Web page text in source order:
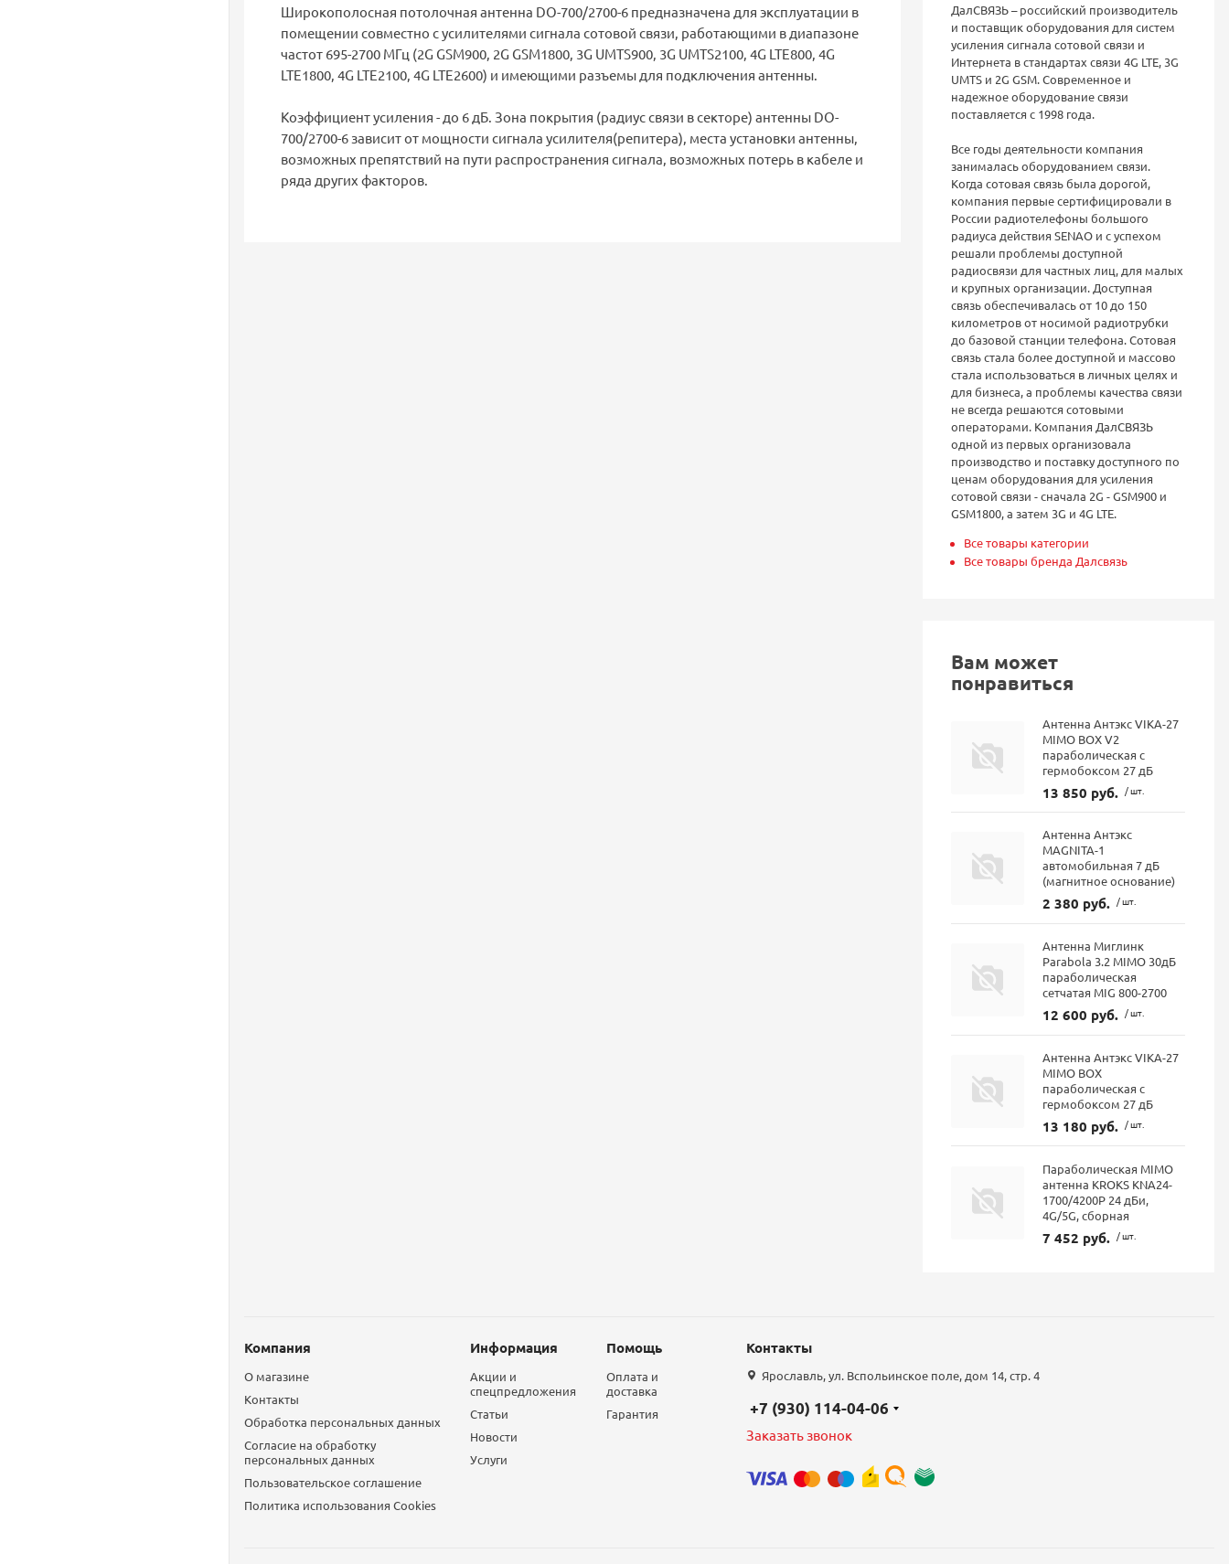
Широкополосная потолочная антенна DO-700/2700-6 предназначена для эксплуатации в
помещении совместно с усилителями сигнала сотовой связи, работающими в диапазоне
частот 695-2700 МГц (2G GSM900, 2G GSM1800, 3G UMTS900, 3G UMTS2100, 4G LTE800, 4G
LTE1800, 4G LTE2100, 4G LTE2600) и имеющими разъемы для подключения антенны.
Коэффициент усиления - до 6 дБ. Зона покрытия (радиус связи в секторе) антенны DO-
700/2700-6 зависит от мощности сигнала усилителя(репитера), места установки антенны,
возможных препятствий на пути распространения сигнала, возможных потерь в кабеле и
ряда других факторов.
ДалСВЯЗЬ – российский производитель
и поставщик оборудования для систем
усиления сигнала сотовой связи и
Интернета в стандартах связи 4G LTE, 3G
UMTS и 2G GSM. Современное и
надежное оборудование связи
поставляется с 1998 года.
Все годы деятельности компания
занималась оборудованием связи.
Когда сотовая связь была дорогой,
компания первые сертифицировали в
России радиотелефоны большого
радиуса действия SENAO и с успехом
решали проблемы доступной
радиосвязи для частных лиц, для малых
и крупных организации. Доступная
связь обеспечивалась от 10 до 150
километров от носимой радиотрубки
до базовой станции телефона. Сотовая
связь стала более доступной и массово
стала использоваться в личных целях и
для бизнеса, а проблемы качества связи
не всегда решаются сотовыми
операторами. Компания ДалСВЯЗЬ
одной из первых организовала
производство и поставку доступного по
ценам оборудования для усиления
сотовой связи - сначала 2G - GSM900 и
GSM1800, а затем 3G и 4G LTE.
Все товары категории
Все товары бренда Далсвязь
Вам может
понравиться
Антенна Антэкс VIKA-27
MIMO BOX V2
параболическая с
гермобоксом 27 дБ
13 850 руб. / шт.
Антенна Антэкс
MAGNITA-1
автомобильная 7 дБ
(магнитное основание)
2 380 руб. / шт.
Антенна Миглинк
Parabola 3.2 MIMO 30дБ
параболическая
сетчатая MIG 800-2700
12 600 руб. / шт.
Антенна Антэкс VIKA-27
MIMO BOX
параболическая с
гермобоксом 27 дБ
13 180 руб. / шт.
Параболическая MIMO
антенна KROKS KNA24-
1700/4200P 24 дБи,
4G/5G, сборная
7 452 руб. / шт.
Компания
О магазине
Контакты
Обработка персональных данных
Согласие на обработку
персональных данных
Пользовательское соглашение
Политика использования Сookies
Информация
Акции и
спецпредложения
Статьи
Новости
Услуги
Помощь
Оплата и
доставка
Гарантия
Контакты
Ярославль, ул. Вспольинское поле, дом 14, стр. 4
+7 (930) 114-04-06
Заказать звонок